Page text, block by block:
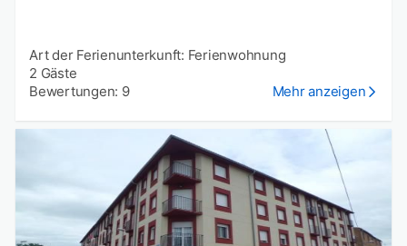
Art der Ferienunterkunft: Ferienwohnung
2 Gäste
Bewertungen: 9
Mehr anzeigen